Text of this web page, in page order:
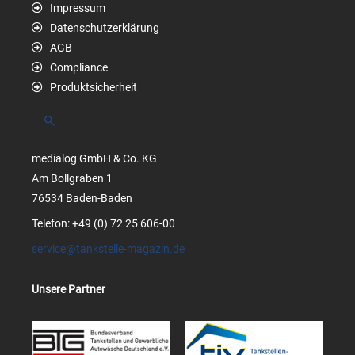
Impressum
Datenschutzerklärung
AGB
Compliance
Produktsicherheit
Suchen
medialog GmbH & Co. KG
Am Bollgraben 1
76534 Baden-Baden
Telefon: +49 (0) 72 25 606-00
service@tankstelle-magazin.de
Unsere Partner